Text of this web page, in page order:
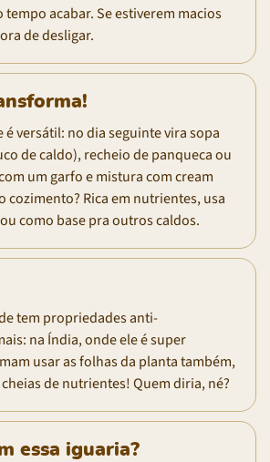
acabar. Se estiverem macios
de desligar.
é versátil: no dia seguinte vira sopa
de caldo), recheio de panqueca ou
um garfo e mistura com cream
cozimento? Rica em nutrientes, usa
como base pra outros caldos.
tem propriedades anti-
na Índia, onde ele é super
usar as folhas da planta também,
de nutrientes! Quem diria, né?
essa iguaria?